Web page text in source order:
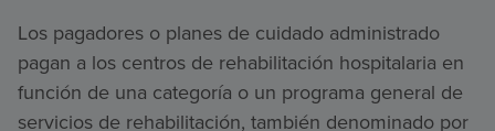
Los pagadores o planes de cuidado administrado
pagan a los centros de rehabilitación hospitalaria en
función de una categoría o un programa general de
servicios de rehabilitación, también denominado por